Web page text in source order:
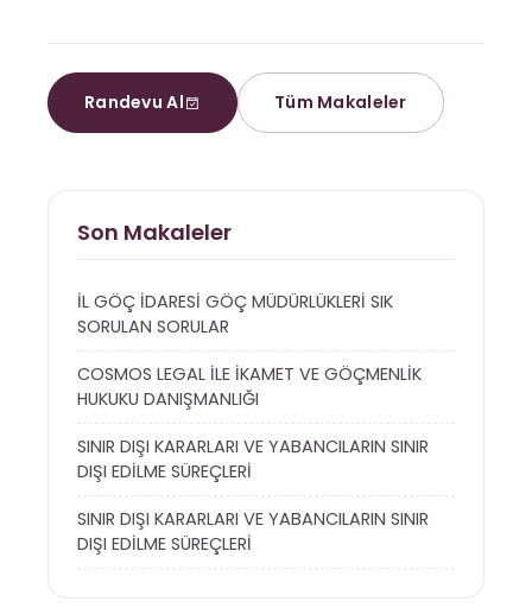
Randevu Al Tüm Makaleler
Son Makaleler
İL GÖÇ İDARESİ GÖÇ MÜDÜRLÜKLERİ SIK
SORULAN SORULAR
COSMOS LEGAL İLE İKAMET VE GÖÇMENLİK
HUKUKU DANIŞMANLIĞI
SINIR DIŞI KARARLARI VE YABANCILARIN SINIR
DIŞI EDİLME SÜREÇLERİ
SINIR DIŞI KARARLARI VE YABANCILARIN SINIR
DIŞI EDİLME SÜREÇLERİ